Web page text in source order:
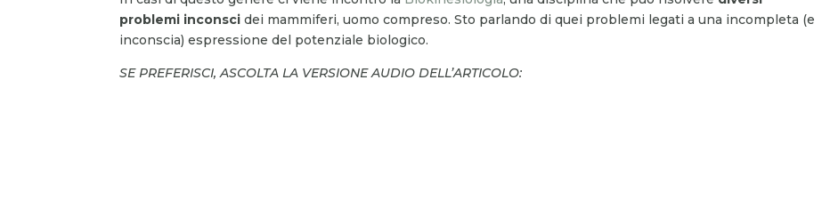
problemi inconscidei mammiferi, uomo compreso. Sto parlando di quei problemi legati a una incompleta (e
inconscia) espressione del potenziale biologico.
SE PREFERISCI, ASCOLTA LA VERSIONE AUDIO DELL’ARTICOLO: